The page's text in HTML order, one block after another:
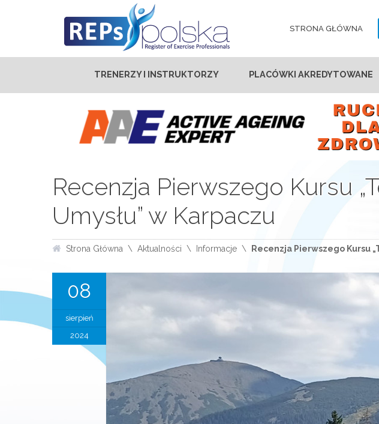
STRONA GŁÓWNA
TRENERZY I INSTRUKTORZY PLACÓWKI AKREDYTOWANE
Recenzja Pierwszego Kursu
Umysłu” w Karpaczu
Strona Główna Aktualności Informacje Recenzja Pierwszego Kursu
08
sierpień
2024